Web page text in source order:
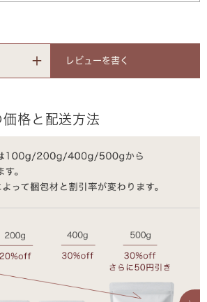
レビューを書く
価格と配送方法